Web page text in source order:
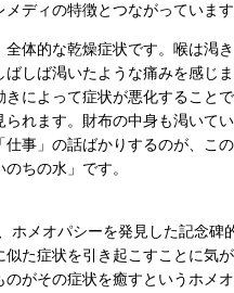
ディの特徴とつながっています
全体的な乾燥症状です。喉は渇
ばしば渇いたような痛みを感じ
によって症状が悪化することで
れます。財布の中身も渇いて
仕事」の話ばかりするのが、こ
ちの水」です。
ホメオパシーを発見した記念
た症状を引き起こすことに気が
がその症状を癒すというホメ